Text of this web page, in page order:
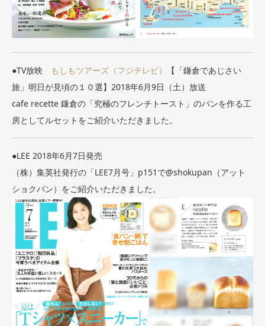
●TV放映 もしもツアーズ（フジテレビ）
【「鎌倉であじさい
旅」明日が見頃の１０選】2018年6月9日（土）放送
cafe recette 鎌倉の「究極のフレンチトースト」のパンを作る工
房としてルセットをご紹介いただきました。
●LEE 2018年6月7日発売
（株）集英社発行の「LEE7月号」p151で@shokupan（アット
ショクパン）をご紹介いただきました。